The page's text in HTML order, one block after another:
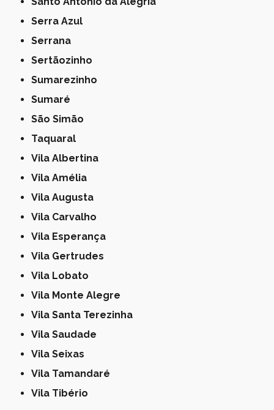
Serra Azul
Serrana
Sertãozinho
Sumarezinho
Sumaré
São Simão
Taquaral
Vila Albertina
Vila Amélia
Vila Augusta
Vila Carvalho
Vila Esperança
Vila Gertrudes
Vila Lobato
Vila Monte Alegre
Vila Santa Terezinha
Vila Saudade
Vila Seixas
Vila Tamandaré
Vila Tibério